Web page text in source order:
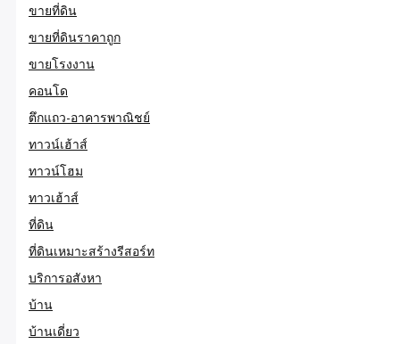
ขายที่ดิน
ขายที่ดินราคาถูก
ขายโรงงาน
คอนโด
ตึกแถว-อาคารพาณิชย์
ทาวน์เฮ้าส์
ทาวน์โฮม
ทาวเฮ้าส์
ที่ดิน
ที่ดินเหมาะสร้างรีสอร์ท
บริการอสังหา
บ้าน
บ้านเดี่ยว